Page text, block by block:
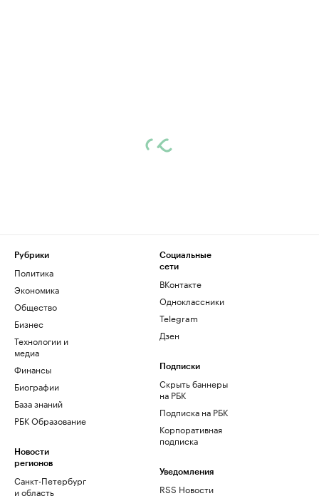
Рубрики
Политика
Экономика
Общество
Бизнес
Технологии и
медиа
Финансы
Биографии
База знаний
РБК Образование
Новости
регионов
Санкт-Петербург
и область
Социальные
сети
ВКонтакте
Одноклассники
Telegram
Дзен
Подписки
Скрыть баннеры
на РБК
Подписка на РБК
Корпоративная
подписка
Уведомления
RSS Новости